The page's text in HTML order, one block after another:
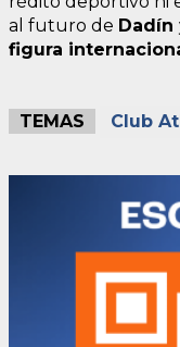
al futuro de Dadín
figura
TEMAS Club